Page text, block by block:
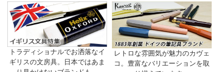
トラディショナルでお洒落なイ
ギリスの文房具。日本ではあま
レトロな雰囲気が魅力のカヴェ
コ。豊富なバリエーションを取